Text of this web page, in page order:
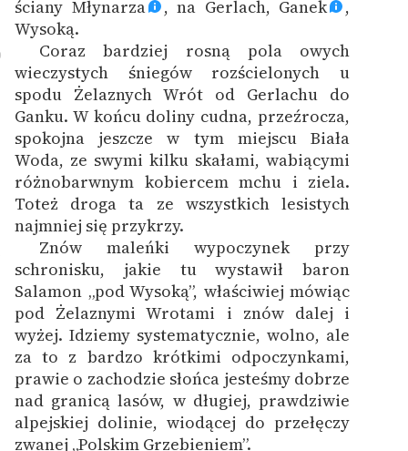
ściany Młynarza
, na Gerlach, Ganek
,
Wysoką.
Coraz bardziej rosną pola owych
wieczystych śniegów rozścielonych u
spodu Żelaznych Wrót od Gerlachu do
Ganku. W końcu doliny cudna, przeźrocza,
spokojna jeszcze w tym miejscu Biała
Woda, ze swymi kilku skałami, wabiącymi
różnobarwnym kobiercem mchu i ziela.
Toteż droga ta ze wszystkich lesistych
najmniej się przykrzy.
Znów maleńki wypoczynek przy
schronisku, jakie tu wystawił baron
Salamon „pod Wysoką”, właściwiej mówiąc
pod Żelaznymi Wrotami i znów dalej i
wyżej. Idziemy systematycznie, wolno, ale
za to z bardzo krótkimi odpoczynkami,
prawie o zachodzie słońca jesteśmy dobrze
nad granicą lasów, w długiej, prawdziwie
alpejskiej dolinie, wiodącej do przełęczy
zwanej „Polskim Grzebieniem”.